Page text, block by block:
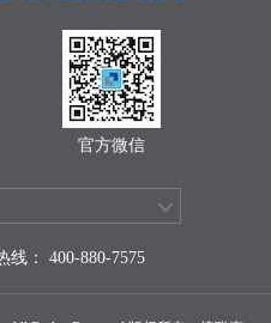
官方微信
线： 400-880-7575